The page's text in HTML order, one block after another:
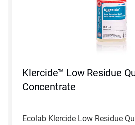
Klercide™ Low Residue
Concentrate
Ecolab Klercide Low Residue